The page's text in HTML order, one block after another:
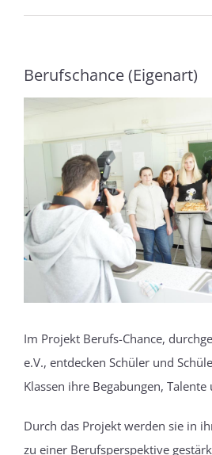
Berufschance (Eigenart)
Bild
Im Projekt Berufs-Chance,
e.V., entdecken Schüler und
Klassen ihre Begabungen,
Durch das Projekt werden sie in
zu einer Berufsperspektive